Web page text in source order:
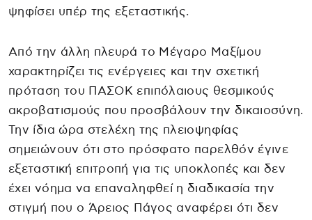
ψηφίσει υπέρ της εξεταστικής.
Από την άλλη πλευρά το Μέγαρο Μαξίμου
χαρακτηρίζει τις ενέργειες και την σχετική
πρόταση του ΠΑΣΟΚ επιπόλαιους θεσμικούς
ακροβατισμούς που προσβάλουν την δικαιοσύνη.
Την ίδια ώρα στελέχη της πλειοψηφίας
σημειώνουν ότι στο πρόσφατο παρελθόν έγινε
εξεταστική επιτροπή για τις υποκλοπές και δεν
έχει νόημα να επαναληφθεί η διαδικασία την
στιγμή που ο Άρειος Πάγος αναφέρει ότι δεν